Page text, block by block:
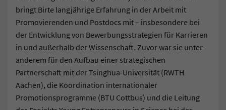
bringt Birte langjährige Erfahrung in der Arbeit mit
Promovierenden und Postdocs mit – insbesondere bei
der Entwicklung von Bewerbungsstrategien für Karrieren
in und außerhalb der Wissenschaft. Zuvor war sie unter
anderem für den Aufbau einer strategischen
Partnerschaft mit der Tsinghua-Universität (RWTH
Aachen), die Koordination internationaler
Promotionsprogramme (BTU Cottbus) und die Leitung